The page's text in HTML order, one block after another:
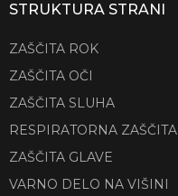
STRUKTURA STRANI
ZAŠČITA ROK
ZAŠČITA OČI
ZAŠČITA SLUHA
RESPIRATORNA ZAŠČITA
ZAŠČITA GLAVE
VARNO DELO NA VIŠINI